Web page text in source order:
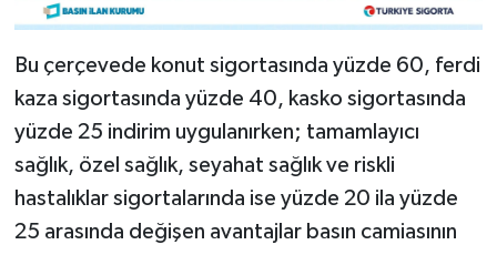
Bu çerçevede konut sigortasında yüzde 60, ferdi
kaza sigortasında yüzde 40, kasko sigortasında
yüzde 25 indirim uygulanırken; tamamlayıcı
sağlık, özel sağlık, seyahat sağlık ve riskli
hastalıklar sigortalarında ise yüzde 20 ila yüzde
25 arasında değişen avantajlar basın camiasının